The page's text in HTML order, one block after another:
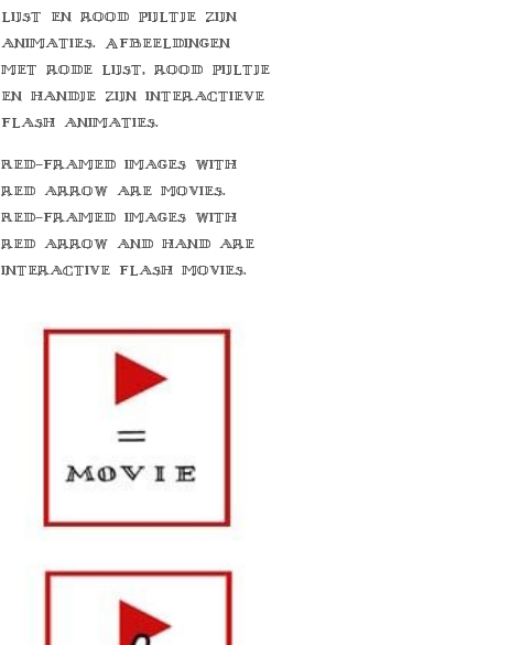
lijst en rood pijltje zijn
animaties. Afbeeldingen
met rode lijst, rood pijltje
en handje zijn interactieve
flash animaties.
Red-framed images with
red arrow are movies.
Red-framed images with
red arrow and hand are
interactive flash movies.